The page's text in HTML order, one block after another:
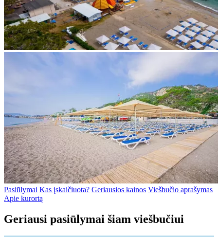
Pasiūlymai Kas įskaičiuota? Geriausios kainos Viešbučio aprašymas
Apie kurortą
Geriausi pasiūlymai šiam viešbučiui